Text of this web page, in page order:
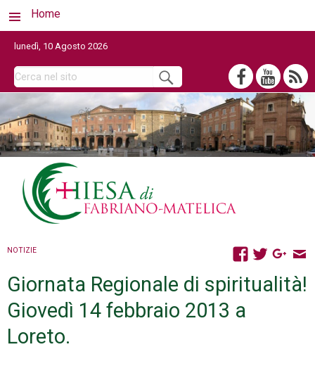
Home
lunedì, 10 Agosto 2026
NOTIZIE
Giornata Regionale di spiritualità!
Giovedì 14 febbraio 2013 a
Loreto.